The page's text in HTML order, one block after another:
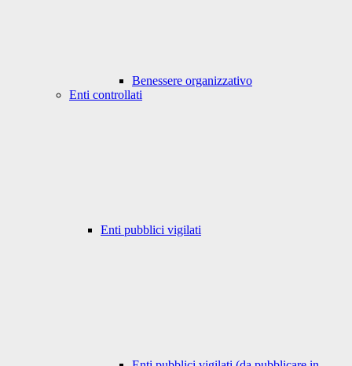
Benessere organizzativo
Enti controllati
Enti pubblici vigilati